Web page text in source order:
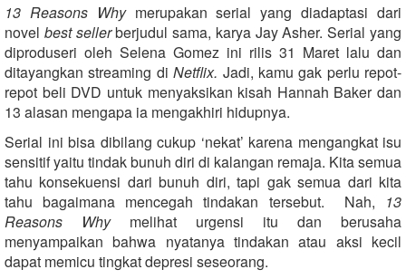
13 Reasons Why merupakan serial yang diadaptasi dari
novel best sellerberjudul sama, karya Jay Asher. Serial yang
diproduseri oleh Selena Gomez ini rilis 31 Maret lalu dan
ditayangkan streaming diNetflix. Jadi, kamu gak perlu repot-
repot beli DVD untuk menyaksikan kisah Hannah Baker dan
13 alasan mengapa ia mengakhiri hidupnya.
Serial ini bisa dibilang cukup ‘nekat’ karena mengangkat isu
sensitif yaitu tindak bunuh diri di kalangan remaja. Kita semua
tahu konsekuensi dari bunuh diri, tapi gak semua dari kita
tahu bagaimana mencegah tindakan tersebut. Nah, 13
Reasons Whymelihat urgensi itu dan berusaha
menyampaikan bahwa nyatanya tindakan atau aksi kecil
dapat memicu tingkat depresi seseorang.